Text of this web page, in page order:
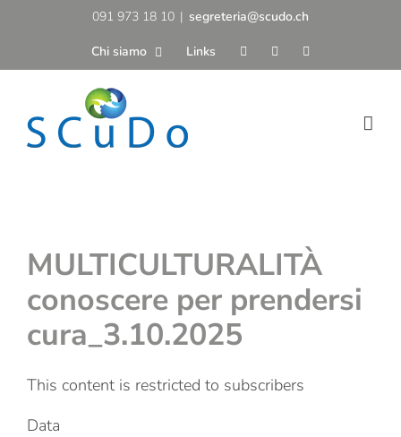
091 973 18 10 | segreteria@scudo.ch
Chi siamo Links
MULTICULTURALITÀ
conoscere per prendersi
cura_3.10.2025
This content is restricted to subscribers
Data